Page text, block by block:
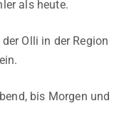
als heute.
Olli in der Region
bis Morgen und